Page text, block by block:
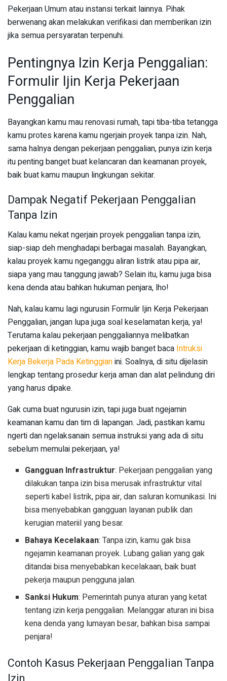
Pekerjaan Umum atau instansi terkait lainnya. Pihak
berwenang akan melakukan verifikasi dan memberikan izin
jika semua persyaratan terpenuhi.
Pentingnya Izin Kerja Penggalian:
Formulir Ijin Kerja Pekerjaan
Penggalian
Bayangkan kamu mau renovasi rumah, tapi tiba-tiba tetangga
kamu protes karena kamu ngerjain proyek tanpa izin. Nah,
sama halnya dengan pekerjaan penggalian, punya izin kerja
itu penting banget buat kelancaran dan keamanan proyek,
baik buat kamu maupun lingkungan sekitar.
Dampak Negatif Pekerjaan Penggalian
Tanpa Izin
Kalau kamu nekat ngerjain proyek penggalian tanpa izin,
siap-siap deh menghadapi berbagai masalah. Bayangkan,
kalau proyek kamu ngeganggu aliran listrik atau pipa air,
siapa yang mau tanggung jawab? Selain itu, kamu juga bisa
kena denda atau bahkan hukuman penjara, lho!
Nah, kalau kamu lagi ngurusin Formulir Ijin Kerja Pekerjaan
Penggalian, jangan lupa juga soal keselamatan kerja, ya!
Terutama kalau pekerjaan penggaliannya melibatkan
pekerjaan di ketinggian, kamu wajib banget baca Intruksi
Kerja Bekerja Pada Ketinggianini. Soalnya, di situ dijelasin
lengkap tentang prosedur kerja aman dan alat pelindung diri
yang harus dipake.
Gak cuma buat ngurusin izin, tapi juga buat ngejamin
keamanan kamu dan tim di lapangan. Jadi, pastikan kamu
ngerti dan ngelaksanain semua instruksi yang ada di situ
sebelum memulai pekerjaan, ya!
Gangguan Infrastruktur: Pekerjaan penggalian yang
dilakukan tanpa izin bisa merusak infrastruktur vital
seperti kabel listrik, pipa air, dan saluran komunikasi. Ini
bisa menyebabkan gangguan layanan publik dan
kerugian materiil yang besar.
Bahaya Kecelakaan: Tanpa izin, kamu gak bisa
ngejamin keamanan proyek. Lubang galian yang gak
ditandai bisa menyebabkan kecelakaan, baik buat
pekerja maupun pengguna jalan.
Sanksi Hukum: Pemerintah punya aturan yang ketat
tentang izin kerja penggalian. Melanggar aturan ini bisa
kena denda yang lumayan besar, bahkan bisa sampai
penjara!
Contoh Kasus Pekerjaan Penggalian Tanpa